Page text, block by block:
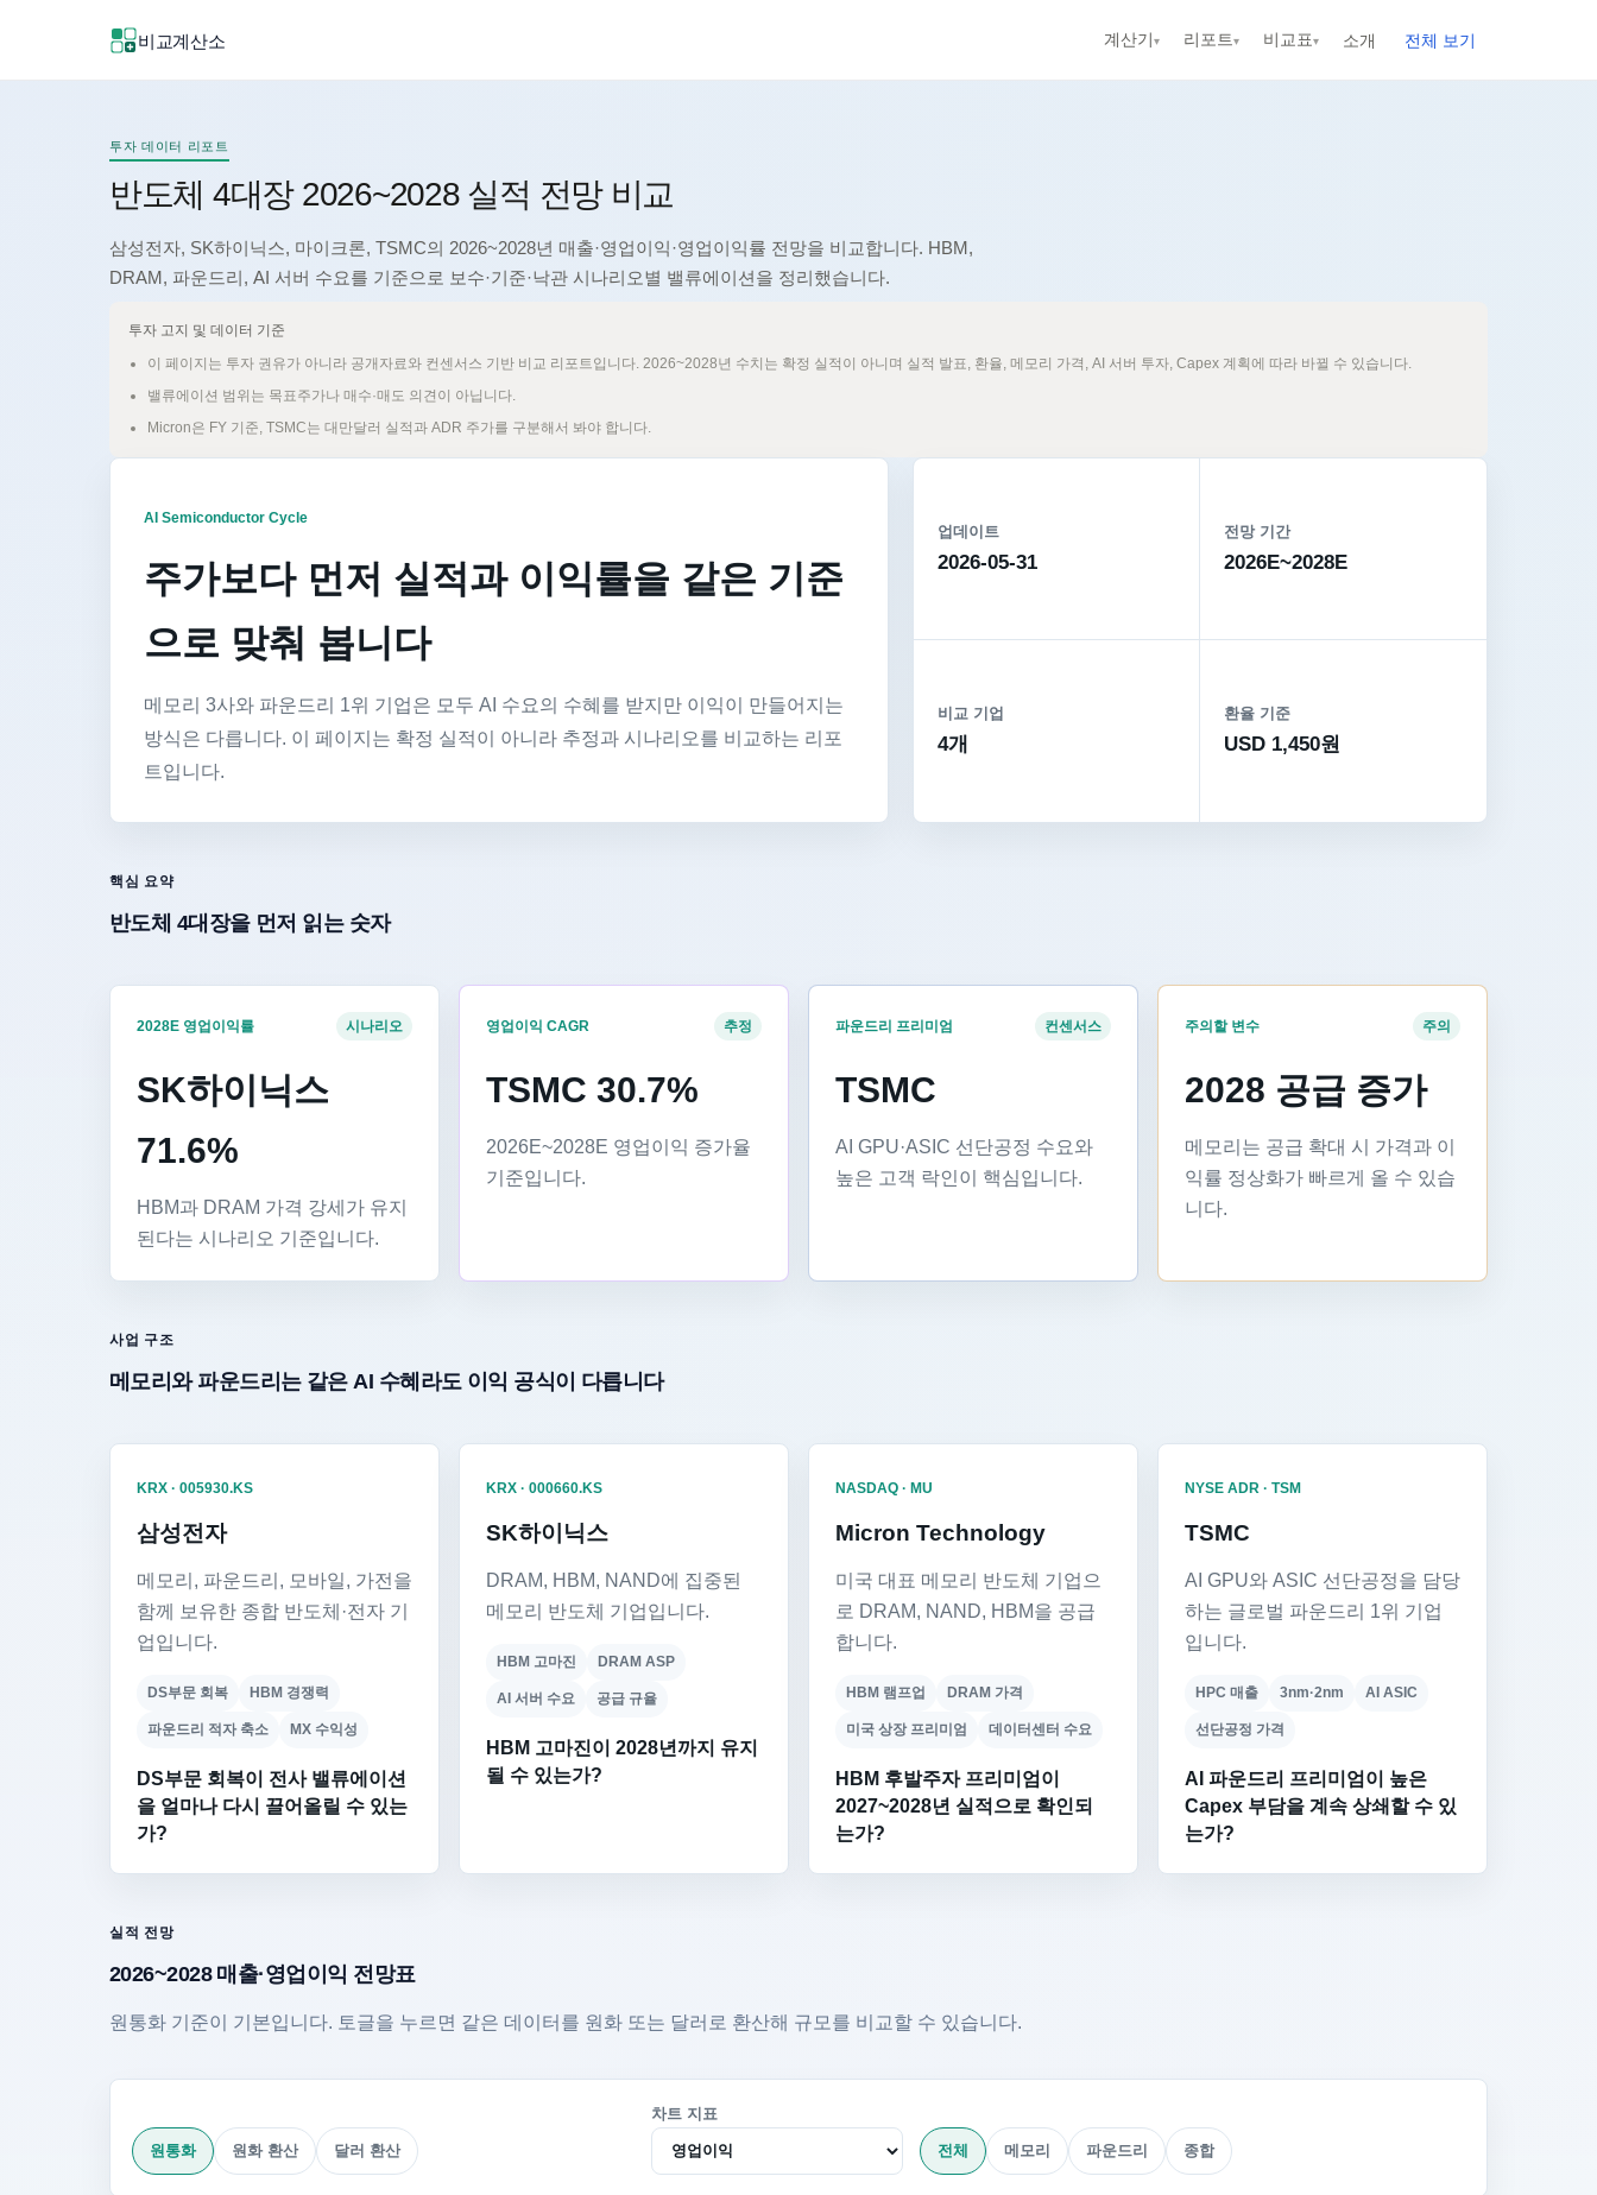
비교계산소 계산기▾ 리포트▾
신규
비교표▾ 소개 전체 보기
투자 데이터 리포트
반도체 4대장 2026~2028 실적 전망 비교
삼성전자, SK하이닉스, 마이크론, TSMC의 2026~2028년 매출·영업이익·영업이익률 전망을 비교합니다. HBM,
DRAM, 파운드리, AI 서버 수요를 기준으로 보수·기준·낙관 시나리오별 밸류에이션을 정리했습니다.
투자 고지 및 데이터 기준
이 페이지는 투자 권유가 아니라 공개자료와 컨센서스 기반 비교 리포트입니다. 2026~2028년 수치는 확정 실적이 아니며 실적 발표, 환율, 메모리 가격, AI 서버 투자, Capex 계획에 따라 바뀔 수 있습니다.
밸류에이션 범위는 목표주가나 매수·매도 의견이 아닙니다.
Micron은 FY 기준, TSMC는 대만달러 실적과 ADR 주가를 구분해서 봐야 합니다.
AI Semiconductor Cycle
주가보다 먼저 실적과 이익률을 같은 기준
으로 맞춰 봅니다
메모리 3사와 파운드리 1위 기업은 모두 AI 수요의 수혜를 받지만 이익이 만들어지는
방식은 다릅니다. 이 페이지는 확정 실적이 아니라 추정과 시나리오를 비교하는 리포
트입니다.
업데이트
2026-05-31
전망 기간
2026E~2028E
비교 기업
4개
환율 기준
USD 1,450원
핵심 요약
반도체 4대장을 먼저 읽는 숫자
2028E 영업이익률 시나리오
SK하이닉스
71.6%
HBM과 DRAM 가격 강세가 유지
된다는 시나리오 기준입니다.
영업이익 CAGR 추정
TSMC 30.7%
2026E~2028E 영업이익 증가율
기준입니다.
파운드리 프리미엄 컨센서스
TSMC
AI GPU·ASIC 선단공정 수요와
높은 고객 락인이 핵심입니다.
주의할 변수 주의
2028 공급 증가
메모리는 공급 확대 시 가격과 이
익률 정상화가 빠르게 올 수 있습
니다.
사업 구조
메모리와 파운드리는 같은 AI 수혜라도 이익 공식이 다릅니다
KRX · 005930.KS
삼성전자
메모리, 파운드리, 모바일, 가전을
함께 보유한 종합 반도체·전자 기
업입니다.
DS부문 회복 HBM 경쟁력
파운드리 적자 축소 MX 수익성
DS부문 회복이 전사 밸류에이션
을 얼마나 다시 끌어올릴 수 있는
가?
KRX · 000660.KS
SK하이닉스
DRAM, HBM, NAND에 집중된
메모리 반도체 기업입니다.
HBM 고마진 DRAM ASP
AI 서버 수요 공급 규율
HBM 고마진이 2028년까지 유지
될 수 있는가?
NASDAQ · MU
Micron Technology
미국 대표 메모리 반도체 기업으
로 DRAM, NAND, HBM을 공급
합니다.
HBM 램프업 DRAM 가격
미국 상장 프리미엄 데이터센터 수요
HBM 후발주자 프리미엄이
2027~2028년 실적으로 확인되
는가?
NYSE ADR · TSM
TSMC
AI GPU와 ASIC 선단공정을 담당
하는 글로벌 파운드리 1위 기업
입니다.
HPC 매출 3nm·2nm AI ASIC
선단공정 가격
AI 파운드리 프리미엄이 높은
Capex 부담을 계속 상쇄할 수 있
는가?
실적 전망
2026~2028 매출·영업이익 전망표
원통화 기준이 기본입니다. 토글을 누르면 같은 데이터를 원화 또는 달러로 환산해 규모를 비교할 수 있습니다.
원통화 원화 환산 달러 환산
차트 지표
전체 메모리 파운드리 종합